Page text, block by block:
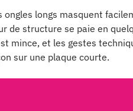
longs masquent
de structure se paie en
mince, et les gestes
sur une plaque courte.